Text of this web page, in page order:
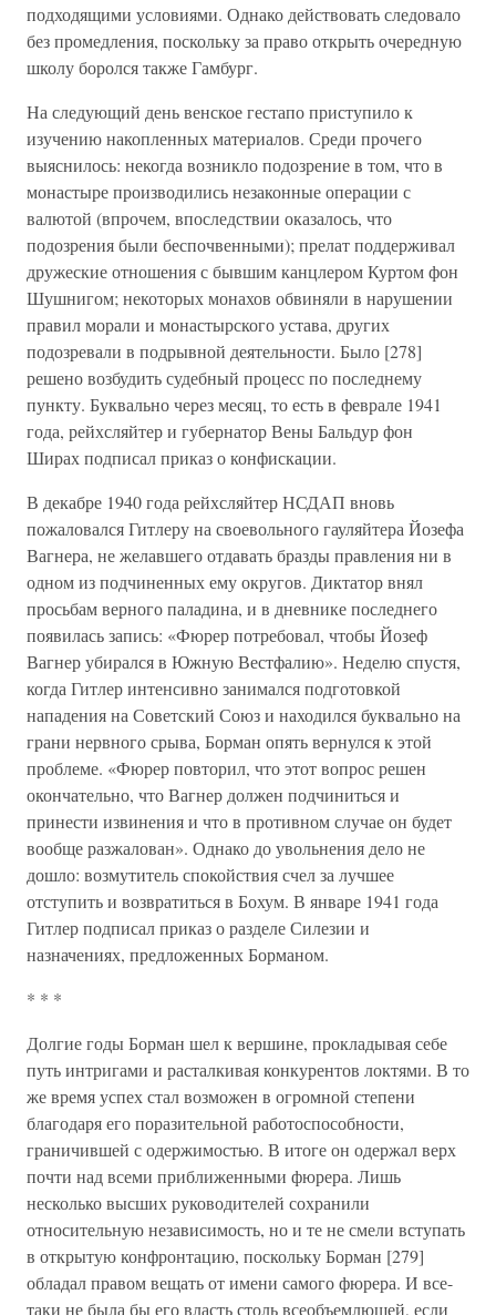
подходящими условиями. Однако действовать следовало
без промедления, поскольку за право открыть очередную
школу боролся также Гамбург.
На следующий день венское гестапо приступило к
изучению накопленных материалов. Среди прочего
выяснилось: некогда возникло подозрение в том, что в
монастыре производились незаконные операции с
валютой (впрочем, впоследствии оказалось, что
подозрения были беспочвенными); прелат поддерживал
дружеские отношения с бывшим канцлером Куртом фон
Шушнигом; некоторых монахов обвиняли в нарушении
правил морали и монастырского устава, других
подозревали в подрывной деятельности. Было [278]
решено возбудить судебный процесс по последнему
пункту. Буквально через месяц, то есть в феврале 1941
года, рейхсляйтер и губернатор Вены Бальдур фон
Ширах подписал приказ о конфискации.
В декабре 1940 года рейхсляйтер НСДАП вновь
пожаловался Гитлеру на своевольного гауляйтера Йозефа
Вагнера, не желавшего отдавать бразды правления ни в
одном из подчиненных ему округов. Диктатор внял
просьбам верного паладина, и в дневнике последнего
появилась запись: «Фюрер потребовал, чтобы Йозеф
Вагнер убирался в Южную Вестфалию». Неделю спустя,
когда Гитлер интенсивно занимался подготовкой
нападения на Советский Союз и находился буквально на
грани нервного срыва, Борман опять вернулся к этой
проблеме. «Фюрер повторил, что этот вопрос решен
окончательно, что Вагнер должен подчиниться и
принести извинения и что в противном случае он будет
вообще разжалован». Однако до увольнения дело не
дошло: возмутитель спокойствия счел за лучшее
отступить и возвратиться в Бохум. В январе 1941 года
Гитлер подписал приказ о разделе Силезии и
назначениях, предложенных Борманом.
* * *
Долгие годы Борман шел к вершине, прокладывая себе
путь интригами и расталкивая конкурентов локтями. В то
же время успех стал возможен в огромной степени
благодаря его поразительной работоспособности,
граничившей с одержимостью. В итоге он одержал верх
почти над всеми приближенными фюрера. Лишь
несколько высших руководителей сохранили
относительную независимость, но и те не смели вступать
в открытую конфронтацию, поскольку Борман [279]
обладал правом вещать от имени самого фюрера. И все-
таки не была бы его власть столь всеобъемлющей, если